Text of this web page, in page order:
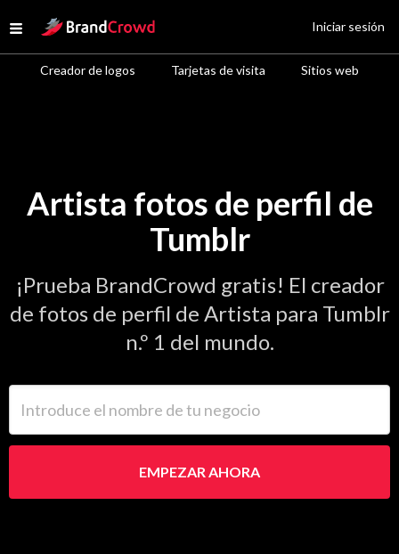
Open menu
Site Logo
Creador de logos Tarjetas de visita Sitios web
Iniciar sesión
Artista fotos de perfil de
Tumblr
¡Prueba BrandCrowd gratis! El creador
de fotos de perfil de Artista para Tumblr
n.º 1 del mundo.
EMPEZAR AHORA